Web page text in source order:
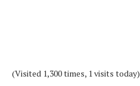
(Visited 1,300 times, 1 visits today)